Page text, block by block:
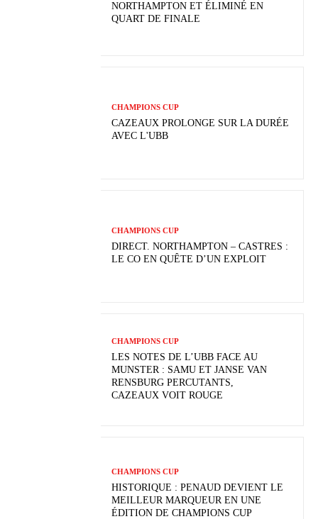
NORTHAMPTON ET ÉLIMINÉ EN
QUART DE FINALE
CHAMPIONS CUP
CAZEAUX PROLONGE SUR LA DURÉE
AVEC L'UBB
CHAMPIONS CUP
DIRECT. NORTHAMPTON – CASTRES :
LE CO EN QUÊTE D’UN EXPLOIT
CHAMPIONS CUP
LES NOTES DE L’UBB FACE AU
MUNSTER : SAMU ET JANSE VAN
RENSBURG PERCUTANTS,
CAZEAUX VOIT ROUGE
CHAMPIONS CUP
HISTORIQUE : PENAUD DEVIENT LE
MEILLEUR MARQUEUR EN UNE
ÉDITION DE CHAMPIONS CUP